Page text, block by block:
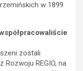
w 1899
zostali
Rozwoju REGIO, na